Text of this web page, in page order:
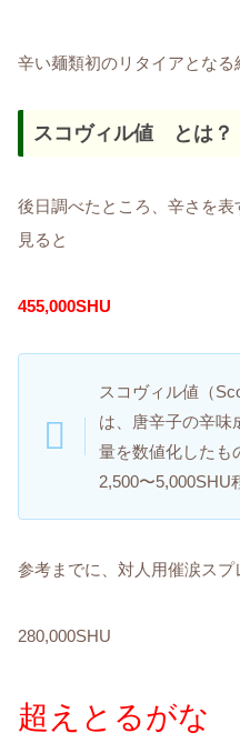
辛い麺類初のリタイアとなる
スコヴィル値 とは？
後日調べたところ、辛さを
見ると
455,000SHU
スコヴィル値（
は、唐辛子の辛味
量を数値化したも
2,500〜5,000SHU
参考までに、対人用催涙ス
280,000SHU
超えとるがな